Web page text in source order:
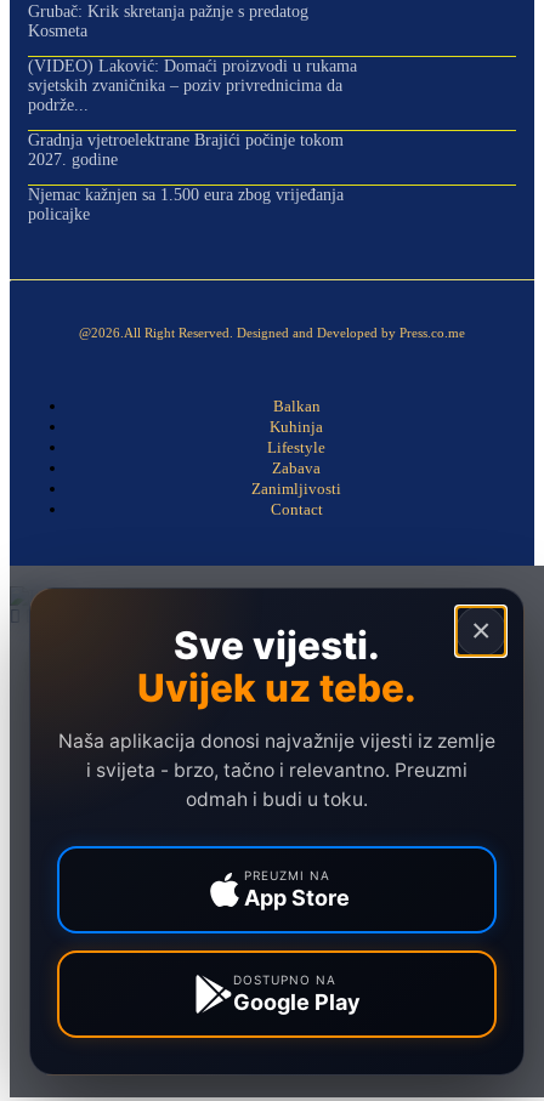
Grubač: Krik skretanja pažnje s predatog
Kosmeta
(VIDEO) Laković: Domaći proizvodi u rukama
svjetskih zvaničnika – poziv privrednicima da
podrže...
Gradnja vjetroelektrane Brajići počinje tokom
2027. godine
Njemac kažnjen sa 1.500 eura zbog vrijeđanja
policajke
@2026.All Right Reserved. Designed and Developed by Press.co.me
Balkan
Kuhinja
Lifestyle
Zabava
Zanimljivosti
Contact
×
Sve vijesti.
Uvijek uz tebe.
Naša aplikacija donosi najvažnije vijesti iz zemlje
i svijeta - brzo, tačno i relevantno. Preuzmi
odmah i budi u toku.
PREUZMI NA
App Store
DOSTUPNO NA
Google Play
Hronika